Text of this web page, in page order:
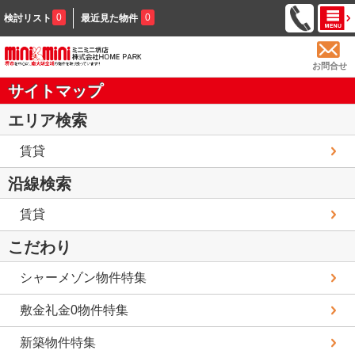
検討リスト 0 最近見た物件 0
お問合せ
サイトマップ
エリア検索
賃貸
沿線検索
賃貸
こだわり
シャーメゾン物件特集
敷金礼金0物件特集
新築物件特集